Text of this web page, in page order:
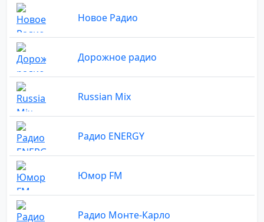
Новое Радио
Дорожное радио
Russian Mix
Радио ENERGY
Юмор FM
Радио Монте-Карло